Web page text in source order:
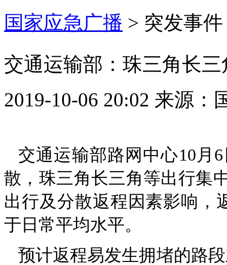
国家应急广播 > 突发事件
交通运输部：珠三角长
2019-10-06 20:02 来源：
交通运输部路网中心10月
散，珠三角长三角等出行集
出行及分散返程因素影响，
于日常平均水平。
预计返程易发生拥堵的路